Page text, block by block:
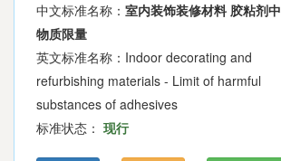
中文标准名称： 室内装饰装修材料 胶粘剂
物质限量
英文标准名称：Indoor decorating and
refurbishing materials - Limit of harmful
substances of adhesives
标准状态： 现行